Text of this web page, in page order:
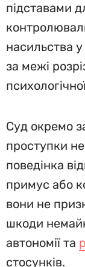
підставами
насильства
за межі
Суд окремо
проступки
поведінка
примус або
вони не
шкоди
автономії та
стосунків.